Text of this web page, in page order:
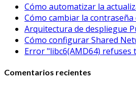
Cómo automatizar la
Cómo cambiar la contraseña
Arquitectura de despliegue
Cómo configurar Shared
Error "libc6(AMD64)
Comentarios recientes